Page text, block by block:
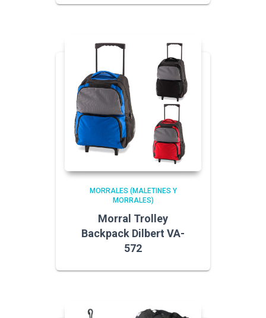
MORRALES (MALETINES Y
MORRALES)
Morral Trolley
Backpack Dilbert VA-
572